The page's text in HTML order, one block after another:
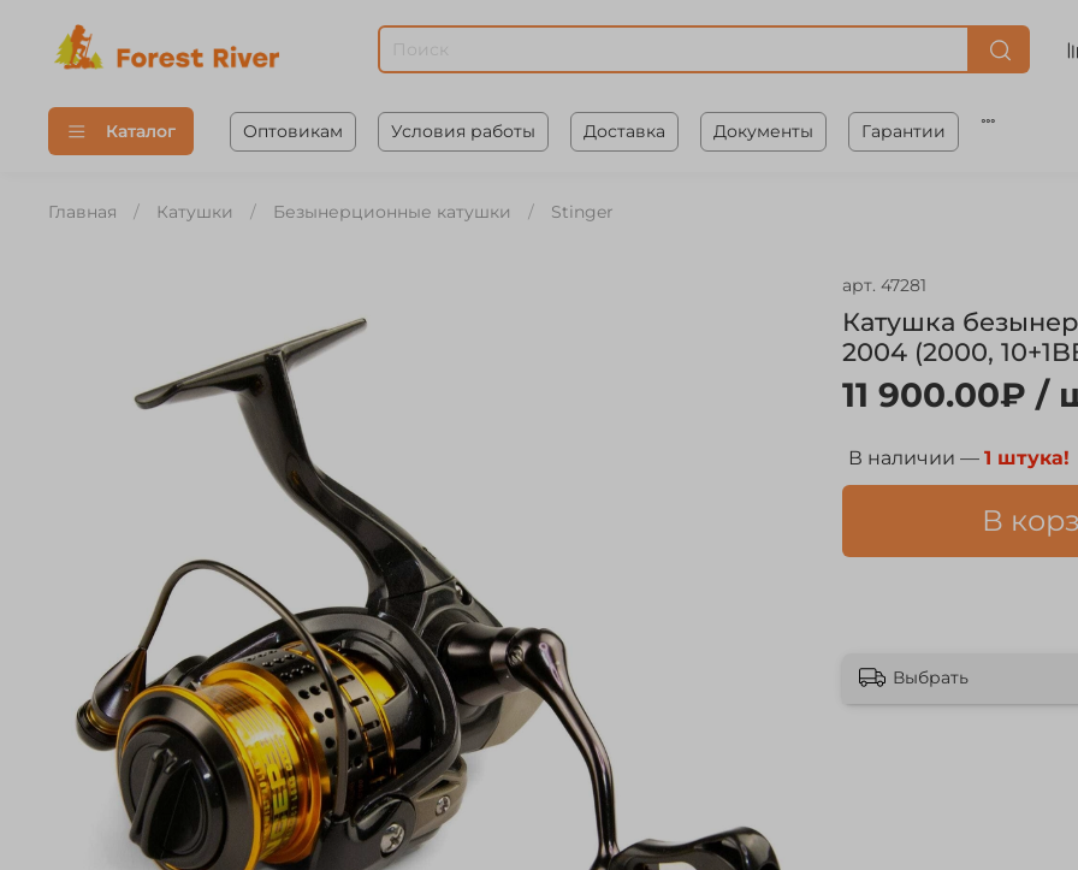
Каталог Оптовикам Условия работы Доставка Документы Гарантии
Главная Катушки Безынерционные катушки Stinger
арт. 47281
Катушка
2004 (2000,
11 900.00₽ /
В наличии — 1 штука!
В
Выбрать